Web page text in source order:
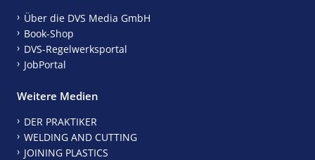
Über die DVS Media GmbH
Book-Shop
DVS-Regelwerksportal
JobPortal
Weitere Medien
DER PRAKTIKER
WELDING AND CUTTING
JOINING PLASTICS